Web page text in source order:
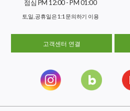
점심 PM 12:00 - PM 01:00
토,일, 공휴일은 1:1 문의하기 이용
고객센터 연결